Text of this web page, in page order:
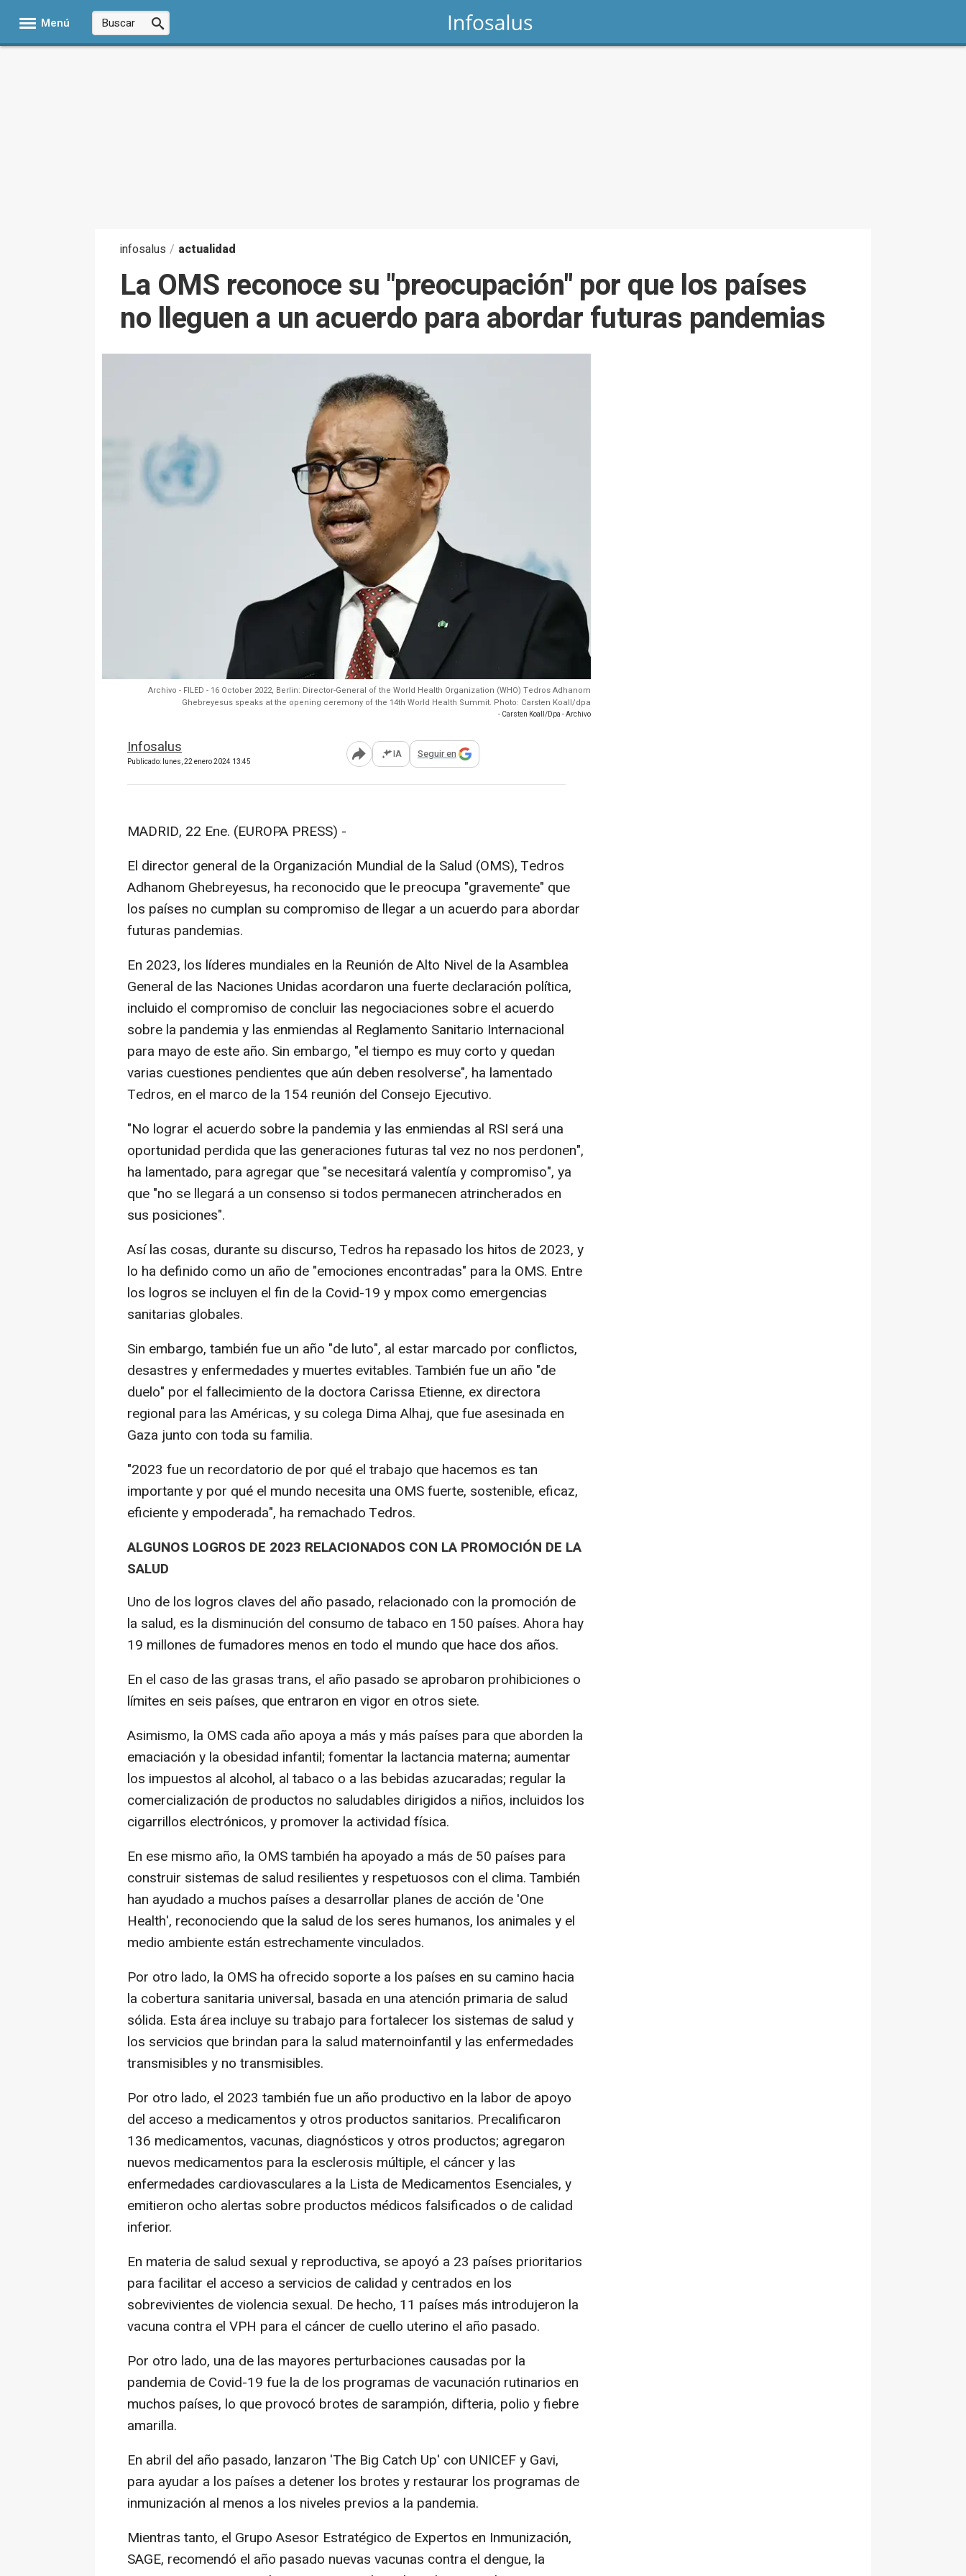
Menú
infosalus / actualidad
La OMS reconoce su "preocupación" por que los países
no lleguen a un acuerdo para abordar futuras pandemias
Archivo - FILED - 16 October 2022, Berlin: Director-General of the World Health Organization (WHO) Tedros Adhanom
Ghebreyesus speaks at the opening ceremony of the 14th World Health Summit. Photo: Carsten Koall/dpa
- Carsten Koall/Dpa - Archivo
Infosalus
Publicado: lunes, 22 enero 2024 13:45 Abrir opciones para compartir
IA Seguir en
MADRID, 22 Ene. (EUROPA PRESS) -
El director general de la Organización Mundial de la Salud (OMS), Tedros
Adhanom Ghebreyesus, ha reconocido que le preocupa "gravemente" que
los países no cumplan su compromiso de llegar a un acuerdo para abordar
futuras pandemias.
En 2023, los líderes mundiales en la Reunión de Alto Nivel de la Asamblea
General de las Naciones Unidas acordaron una fuerte declaración política,
incluido el compromiso de concluir las negociaciones sobre el acuerdo
sobre la pandemia y las enmiendas al Reglamento Sanitario Internacional
para mayo de este año. Sin embargo, "el tiempo es muy corto y quedan
varias cuestiones pendientes que aún deben resolverse", ha lamentado
Tedros, en el marco de la 154 reunión del Consejo Ejecutivo.
"No lograr el acuerdo sobre la pandemia y las enmiendas al RSI será una
oportunidad perdida que las generaciones futuras tal vez no nos perdonen",
ha lamentado, para agregar que "se necesitará valentía y compromiso", ya
que "no se llegará a un consenso si todos permanecen atrincherados en
sus posiciones".
Así las cosas, durante su discurso, Tedros ha repasado los hitos de 2023, y
lo ha definido como un año de "emociones encontradas" para la OMS. Entre
los logros se incluyen el fin de la Covid-19 y mpox como emergencias
sanitarias globales.
Sin embargo, también fue un año "de luto", al estar marcado por conflictos,
desastres y enfermedades y muertes evitables. También fue un año "de
duelo" por el fallecimiento de la doctora Carissa Etienne, ex directora
regional para las Américas, y su colega Dima Alhaj, que fue asesinada en
Gaza junto con toda su familia.
"2023 fue un recordatorio de por qué el trabajo que hacemos es tan
importante y por qué el mundo necesita una OMS fuerte, sostenible, eficaz,
eficiente y empoderada", ha remachado Tedros.
ALGUNOS LOGROS DE 2023 RELACIONADOS CON LA PROMOCIÓN DE LA
SALUD
Uno de los logros claves del año pasado, relacionado con la promoción de
la salud, es la disminución del consumo de tabaco en 150 países. Ahora hay
19 millones de fumadores menos en todo el mundo que hace dos años.
En el caso de las grasas trans, el año pasado se aprobaron prohibiciones o
límites en seis países, que entraron en vigor en otros siete.
Asimismo, la OMS cada año apoya a más y más países para que aborden la
emaciación y la obesidad infantil; fomentar la lactancia materna; aumentar
los impuestos al alcohol, al tabaco o a las bebidas azucaradas; regular la
comercialización de productos no saludables dirigidos a niños, incluidos los
cigarrillos electrónicos, y promover la actividad física.
En ese mismo año, la OMS también ha apoyado a más de 50 países para
construir sistemas de salud resilientes y respetuosos con el clima. También
han ayudado a muchos países a desarrollar planes de acción de 'One
Health', reconociendo que la salud de los seres humanos, los animales y el
medio ambiente están estrechamente vinculados.
Por otro lado, la OMS ha ofrecido soporte a los países en su camino hacia
la cobertura sanitaria universal, basada en una atención primaria de salud
sólida. Esta área incluye su trabajo para fortalecer los sistemas de salud y
los servicios que brindan para la salud maternoinfantil y las enfermedades
transmisibles y no transmisibles.
Por otro lado, el 2023 también fue un año productivo en la labor de apoyo
del acceso a medicamentos y otros productos sanitarios. Precalificaron
136 medicamentos, vacunas, diagnósticos y otros productos; agregaron
nuevos medicamentos para la esclerosis múltiple, el cáncer y las
enfermedades cardiovasculares a la Lista de Medicamentos Esenciales, y
emitieron ocho alertas sobre productos médicos falsificados o de calidad
inferior.
En materia de salud sexual y reproductiva, se apoyó a 23 países prioritarios
para facilitar el acceso a servicios de calidad y centrados en los
sobrevivientes de violencia sexual. De hecho, 11 países más introdujeron la
vacuna contra el VPH para el cáncer de cuello uterino el año pasado.
Por otro lado, una de las mayores perturbaciones causadas por la
pandemia de Covid-19 fue la de los programas de vacunación rutinarios en
muchos países, lo que provocó brotes de sarampión, difteria, polio y fiebre
amarilla.
En abril del año pasado, lanzaron 'The Big Catch Up' con UNICEF y Gavi,
para ayudar a los países a detener los brotes y restaurar los programas de
inmunización al menos a los niveles previos a la pandemia.
Mientras tanto, el Grupo Asesor Estratégico de Expertos en Inmunización,
SAGE, recomendó el año pasado nuevas vacunas contra el dengue, la